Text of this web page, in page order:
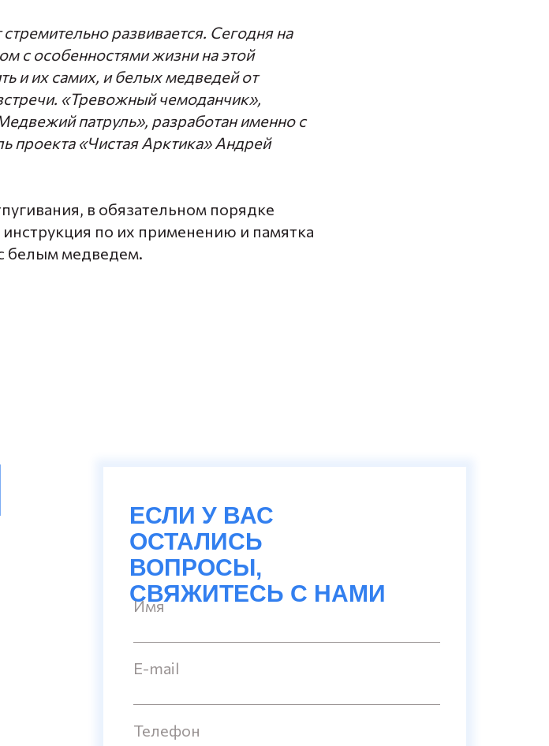
развивается. Сегодня на
с особенностями жизни на этой
и их самих, и белых медведей от
«Тревожный чемоданчик»,
патруль», разработан именно с
проекта «Чистая Арктика» Андрей
в обязательном порядке
по их применению и памятка
белым медведем.
ЕСЛИ У ВАС
ОСТАЛИСЬ
ВОПРОСЫ,
СВЯЖИТЕСЬ С НАМИ
Имя
E-mail
Телефон